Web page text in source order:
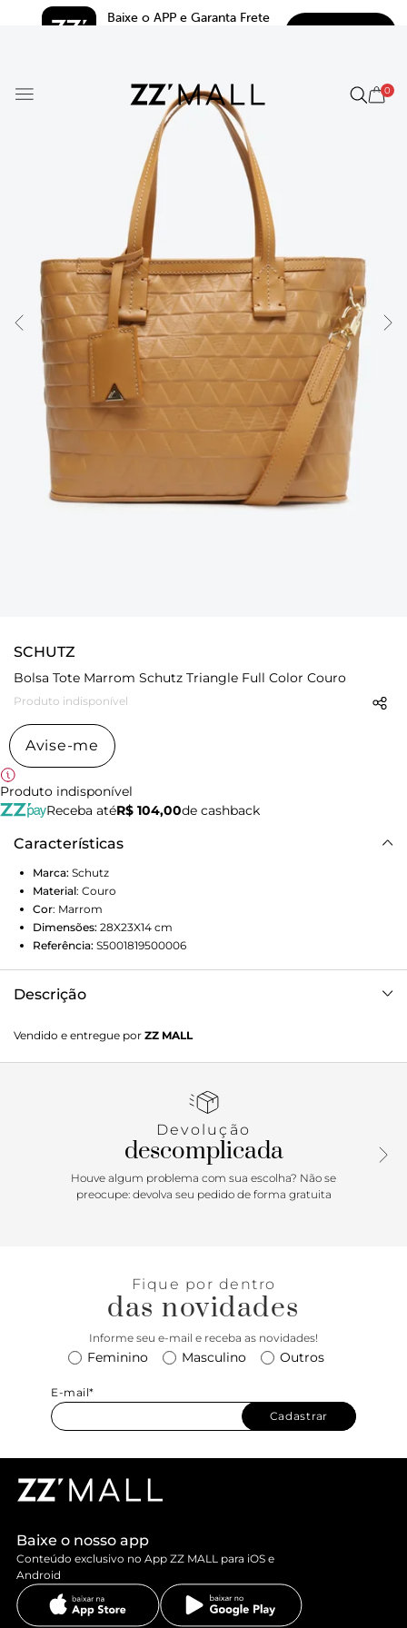
Baixe o APP e Garanta Frete
0
SCHUTZ
Bolsa Tote Marrom Schutz Triangle Full Color Couro
Produto indisponível
Avise-me
Produto indisponível
Receba atéR$ 104,00de cashback
Características
Marca: Schutz
Material: Couro
Cor: Marrom
Dimensões: 28X23X14 cm
Referência: S5001819500006
Descrição
estampa de triângulo na textura do couro. Simplesmente
perfeita para as Schutz Lovers! Em marrom, é versátil para
cm | Largura da alça tiracolo: 2,5 cm
Vendido e entregue por ZZ MALL
Devolução
descomplicada
Houve algum problema com sua escolha? Não se
preocupe: devolva seu pedido de forma gratuita
Fique por dentro
das novidades
Informe seu e-mail e receba as novidades!
Feminino Masculino Outros
E-mail*
Cadastrar
Baixe o nosso app
Conteúdo exclusivo no App ZZ MALL para iOS e
Android